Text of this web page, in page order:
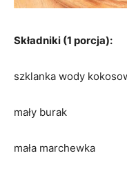
Składniki (1 porcja):
szklanka wody
mały burak
mała marchewka